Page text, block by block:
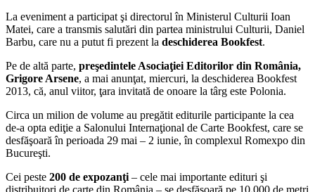
La eveniment a participat şi directorul în Ministerul Culturii Ioan
Matei, care a transmis salutări din partea ministrului Culturii, Daniel
Barbu, care nu a putut fi prezent la deschiderea Bookfest.
Pe de altă parte, preşedintele Asociaţiei Editorilor din România,
Grigore Arsene, a mai anunţat, miercuri, la deschiderea Bookfest
2013, că, anul viitor, ţara invitată de onoare la târg este Polonia.
Circa un milion de volume au pregătit editurile participante la cea
de-a opta ediţie a Salonului Internaţional de Carte Bookfest, care se
desfăşoară în perioada 29 mai – 2 iunie, în complexul Romexpo din
Bucureşti.
Cei peste 200 de expozanţi – cele mai importante edituri şi